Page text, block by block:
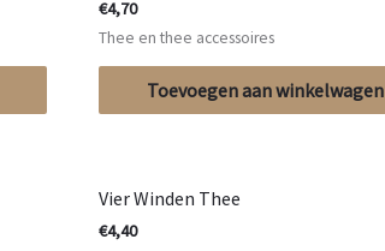
€4,70
Thee en thee accessoires
Toevoegen aan winkelwagen
Vier Winden Thee
€4,40